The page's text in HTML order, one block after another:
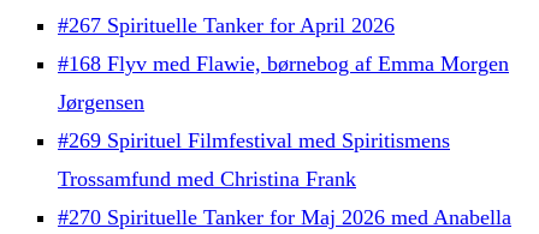
#267 Spirituelle Tanker for April 2026
#168 Flyv med Flawie, børnebog af Emma Morgen
Jørgensen
#269 Spirituel Filmfestival med Spiritismens
Trossamfund med Christina Frank
#270 Spirituelle Tanker for Maj 2026 med Anabella